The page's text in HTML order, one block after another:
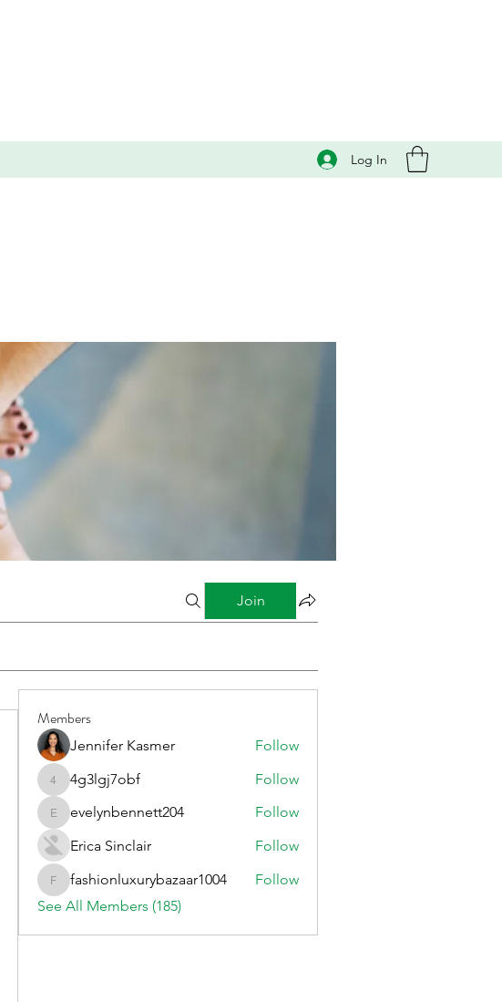
Log In
Join
Members
Jennifer Kasmer Follow
4g3lgj7obf
4g3lgj7obf Follow
evelynbennett204
evelynbennett204
Follow
Erica Sinclair
Follow
fashionluxurybazaar1004
fashionluxurybazaar1004
Follow
See All Members (185)